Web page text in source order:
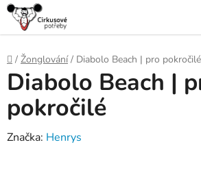
Přejít
obsah
Domů
/ Žonglování / Diabolo Beach | pro pokročilé
Diabolo Beach |
pokročilé
Značka: Henrys